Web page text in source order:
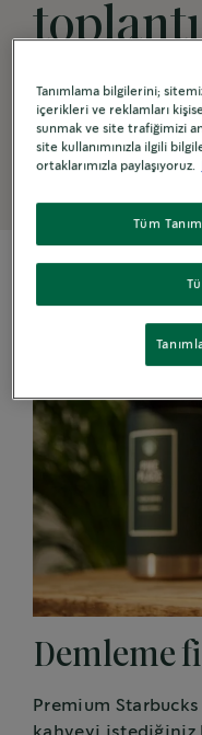
bir
Demleme
Premium
Tanımlama bilgilerini;
içerikleri ve reklamları
sunmak ve site trafiğimizi
site kullanımınızla ilgili
ortaklarımızla paylaşıyoruz.
Tüm